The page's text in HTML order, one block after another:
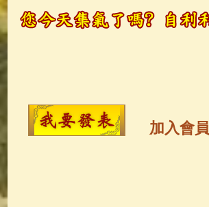
觀世音菩薩 (147)
金山活佛
加入會員